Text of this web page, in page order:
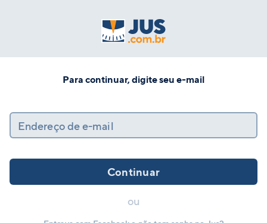
Para continuar, digite seu e-mail
Endereço de e-mail
Continuar
ou